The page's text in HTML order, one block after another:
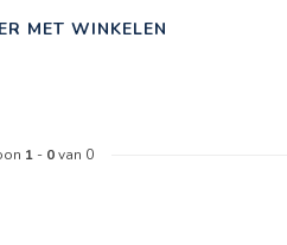
MET WINKELEN
1 - 0van 0